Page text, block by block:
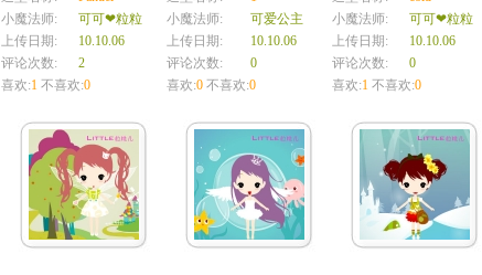
小魔法师:
可可❤粒粒
上传日期:
10.10.06
评论次数:
2
喜欢:1 不喜欢:0
小魔法师:
可爱公主
上传日期:
10.10.06
评论次数:
0
喜欢:0 不喜欢:0
小魔法师:
可可❤粒粒
上传日期:
10.10.06
评论次数:
0
喜欢:1 不喜欢:0